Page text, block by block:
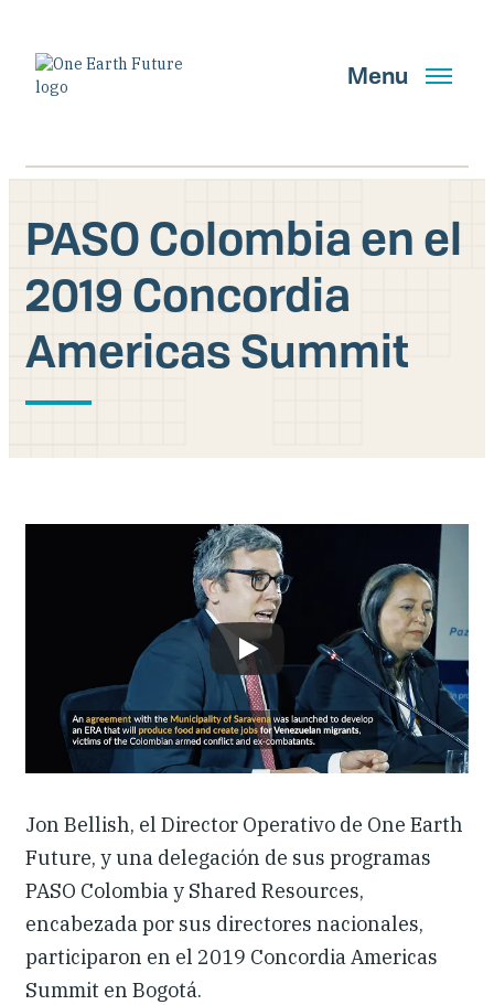
contenido
principal
Menu
OBTENER ACTUALIZACIONES
Dónde trabajamos
Investigación y reportes
Noticias y eventos
PASO Colombia en el
2019 Concordia
Americas Summit
Jon Bellish, el Director Operativo de One Earth
Future, y una delegación de sus programas
PASO Colombia y Shared Resources,
encabezada por sus directores nacionales,
participaron en el 2019 Concordia Americas
Summit en Bogotá.